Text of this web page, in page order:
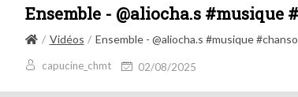
Ensemble - @aliocha.s #musique
Vidéos Ensemble - @aliocha.s #musique
capucine_chmt 02/08/2025